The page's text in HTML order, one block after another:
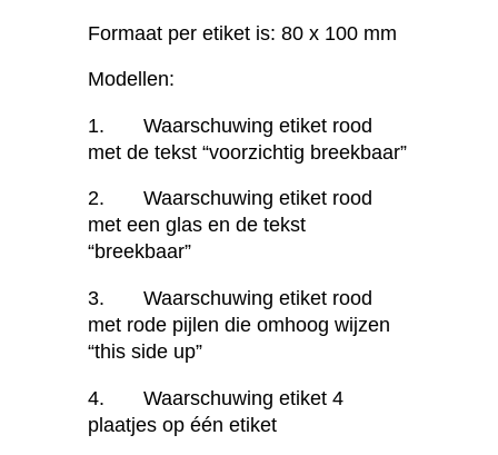
Formaat per etiket is: 80 x 100 mm
Modellen:
1. Waarschuwing etiket rood
met de tekst “voorzichtig breekbaar”
2. Waarschuwing etiket rood
met een glas en de tekst
“breekbaar”
3. Waarschuwing etiket rood
met rode pijlen die omhoog wijzen
“this side up”
4. Waarschuwing etiket 4
plaatjes op één etiket